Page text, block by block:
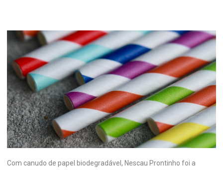
Com canudo de papel biodegradável, Nescau Prontinho foi a